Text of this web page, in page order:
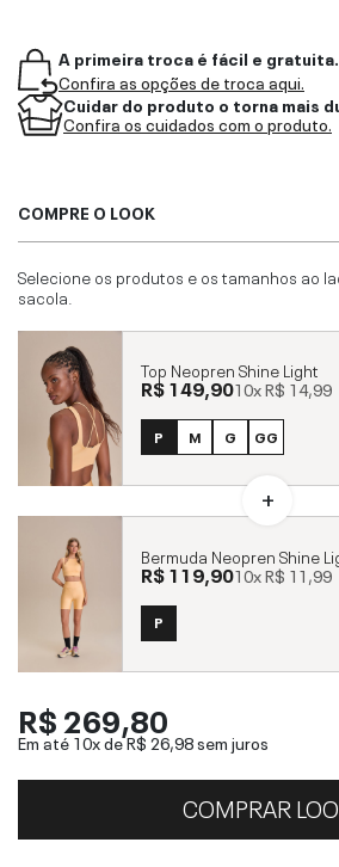
A primeira troca é fácil e gratuita.
Confira as opções de troca aqui.
Cuidar do produto o torna mais
Confira os cuidados com o produto.
COMPRE O LOOK
Selecione os produtos e os tamanhos ao
sacola.
Top Neopren Shine Light
R$ 149,9010xR$ 14,99
P M G GG
Bermuda Neopren Shine
R$ 119,9010xR$ 11,99
P
R$ 269,80
Em até 10x deR$ 26,98sem juros
COMPRAR